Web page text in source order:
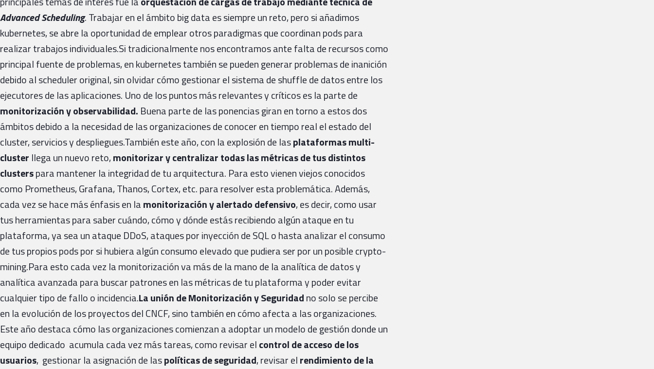
Advanced Scheduling. Trabajar en el ámbito big data es siempre un reto, pero si añadimos
kubernetes, se abre la oportunidad de emplear otros paradigmas que coordinan pods para
realizar trabajos individuales.Si tradicionalmente nos encontramos ante falta de recursos como
principal fuente de problemas, en kubernetes también se pueden generar problemas de inanición
debido al scheduler original, sin olvidar cómo gestionar el sistema de shuffle de datos entre los
ejecutores de las aplicaciones. Uno de los puntos más relevantes y críticos es la parte de
monitorización y observabilidad. Buena parte de las ponencias giran en torno a estos dos
ámbitos debido a la necesidad de las organizaciones de conocer en tiempo real el estado del
cluster, servicios y despliegues.También este año, con la explosión de lasplataformas multi-
cluster llega un nuevo reto,monitorizar y centralizar todas las métricas de tus distintos
clusterspara mantener la integridad de tu arquitectura. Para esto vienen viejos conocidos
como Prometheus, Grafana, Thanos, Cortex, etc. para resolver esta problemática. Además,
cada vez se hace más énfasis en lamonitorización y alertado defensivo, es decir, como usar
tus herramientas para saber cuándo, cómo y dónde estás recibiendo algún ataque en tu
plataforma, ya sea un ataque DDoS, ataques por inyección de SQL o hasta analizar el consumo
de tus propios pods por si hubiera algún consumo elevado que pudiera ser por un posible crypto-
mining.Para esto cada vez la monitorización va más de la mano de la analítica de datos y
analítica avanzada para buscar patrones en las métricas de tu plataforma y poder evitar
cualquier tipo de fallo o incidencia.La unión de Monitorización y Seguridadno solo se percibe
en la evolución de los proyectos del CNCF, sino también en cómo afecta a las organizaciones.
Este año destaca cómo las organizaciones comienzan a adoptar un modelo de gestión donde un
equipo dedicado acumula cada vez más tareas, como revisar elcontrol de acceso de los
usuarios, gestionar la asignación de laspolíticas de seguridad, revisar elrendimiento de la